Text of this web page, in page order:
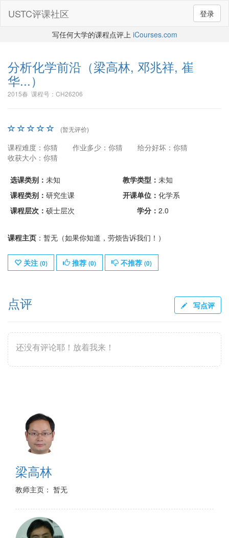
登录
USTC评课社区
写任何大学的课程点评上 iCourses.com
分析化学前沿 （梁高林, 邓兆祥, 崔
华...）
2015春 课程号：CH26206
(暂无评价)
课程难度：你猜 作业多少：你猜
给分好坏：你猜
收获大小：你猜
选课类别： 未知 教学类型： 未知
课程类别： 研究生课 开课单位： 化学系
课程层次： 硕士层次 学分： 2.0
课程主页 ：暂无（如果你知道，劳烦告诉我们！）
关注 (0) 推荐 (0) 不推荐 (0)
点评 写点评
还没有评论耶！放着我来！
梁高林
教师主页： 暂无